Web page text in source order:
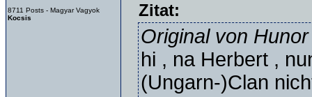
8711 Posts - Magyar Vagyok
Kocsis
Zitat:
Original von Hunor
hi , na Herbert ,
(Ungarn-)Clan